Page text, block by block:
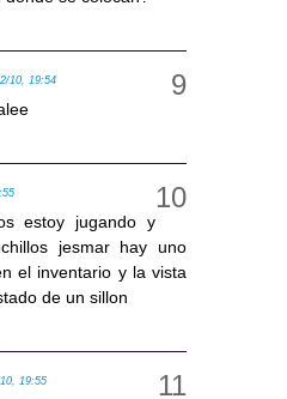
10, 19:54
estoy jugando y
jesmar hay uno
el inventario y la vista
de un sillon
19:55